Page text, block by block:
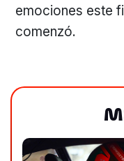
emociones este
comenzó.